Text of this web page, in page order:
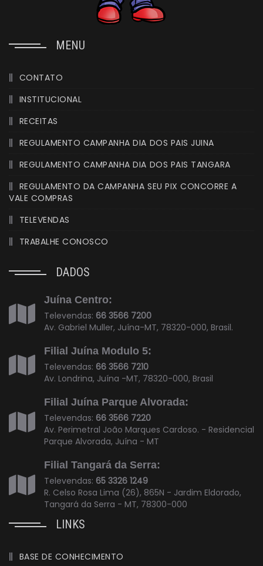
MENU
CONTATO
INSTITUCIONAL
RECEITAS
REGULAMENTO CAMPANHA DIA DOS PAIS JUINA
REGULAMENTO CAMPANHA DIA DOS PAIS TANGARA
REGULAMENTO DA CAMPANHA SEU PIX CONCORRE A
VALE COMPRAS
TELEVENDAS
TRABALHE CONOSCO
DADOS
Juína Centro:
Televendas: 66 3566 7200
Av. Gabriel Muller, Juína-MT, 78320-000, Brasil.
Filial Juína Modulo 5:
Televendas: 66 3566 7210
Av. Londrina, Juína -MT, 78320-000, Brasil
Filial Juína Parque Alvorada:
Televendas: 66 3566 7220
Av. Perimetral João Marques Cardoso. - Residencial
Parque Alvorada, Juína - MT
Filial Tangará da Serra:
Televendas: 65 3326 1249
R. Celso Rosa Lima (26), 865N - Jardim Eldorado,
Tangará da Serra - MT, 78300-000
LINKS
BASE DE CONHECIMENTO